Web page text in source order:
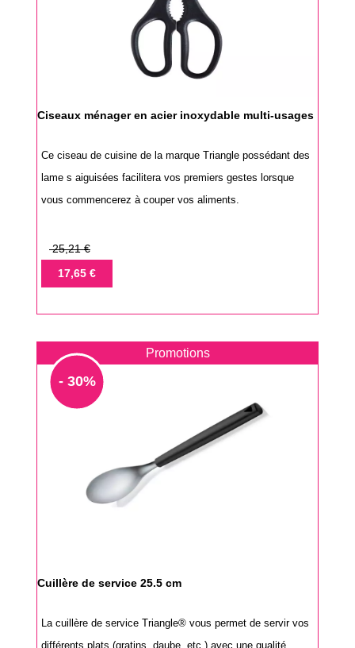
Ciseaux ménager en acier inoxydable multi-usages
Ce ciseau de cuisine de la marque Triangle possédant des
lame s aiguisées facilitera vos premiers gestes lorsque
vous commencerez à couper vos aliments.
Prix
base
25,21 €
Prix17,65 €
Promotions
- 30%
Cuillère de service 25.5 cm
La cuillère de service Triangle® vous permet de servir vos
différents plats (gratins, daube, etc.) avec une qualité